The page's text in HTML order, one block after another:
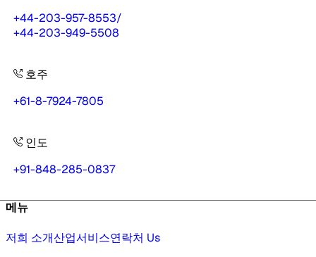
+44-203-957-8553/
+44-203-949-5508
호주
+61-8-7924-7805
인도
+91-848-285-0837
메뉴
저희 소개산업서비스연락처 Us